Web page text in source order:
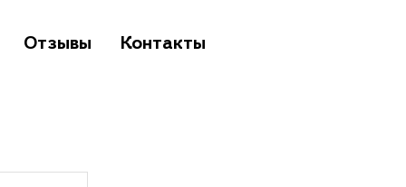
Отзывы Контакты